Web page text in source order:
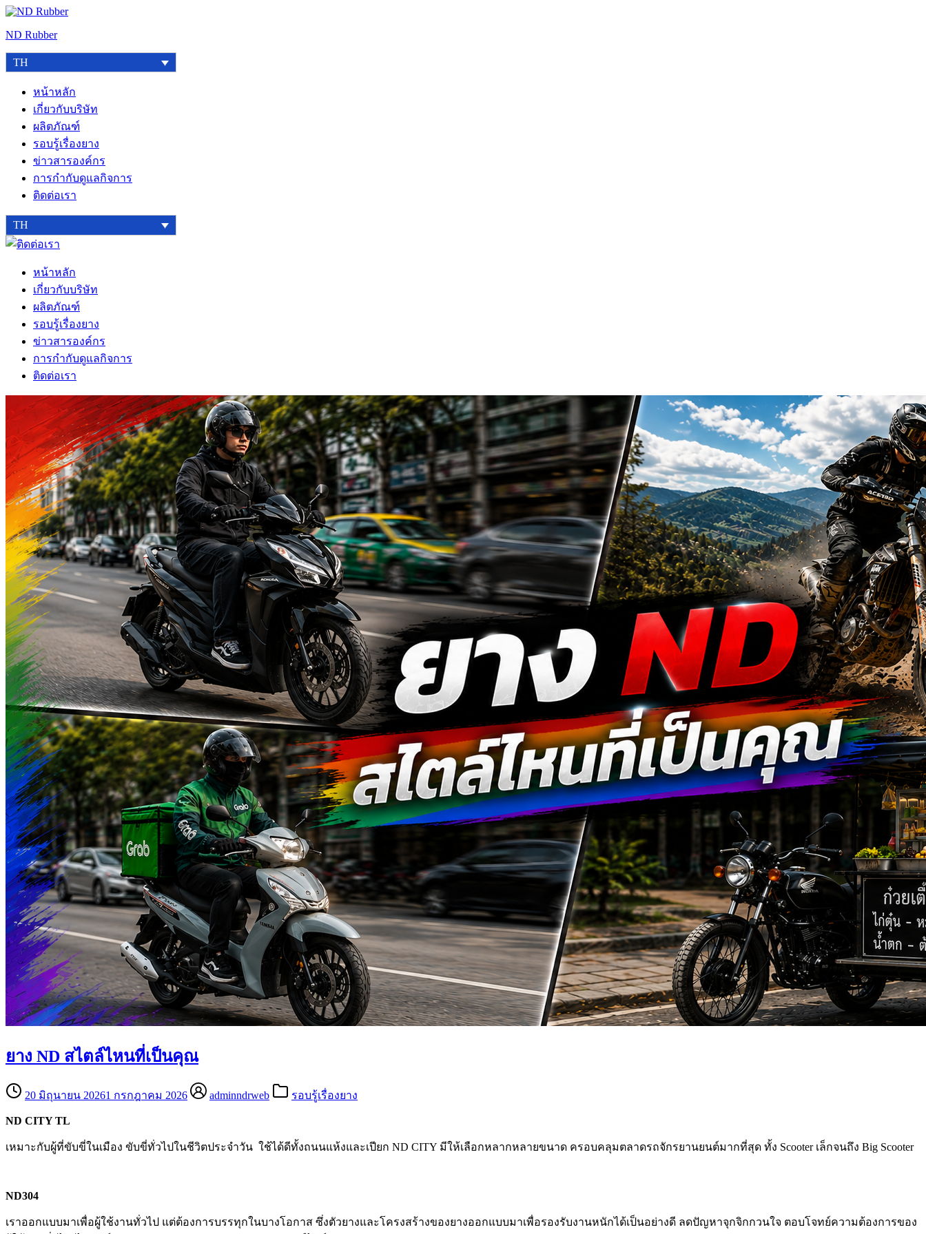
Skip
content
ND Rubber
TH
หน้าหลัก
เกี่ยวกับบริษัท
ผลิตภัณฑ์
รอบรู้เรื่องยาง
ข่าวสารองค์กร
การกำกับดูแลกิจการ
ติดต่อเรา
TH
ติดต่อ
หน้าหลัก
เกี่ยวกับบริษัท
ผลิตภัณฑ์
รอบรู้เรื่องยาง
ข่าวสารองค์กร
การกำกับดูแลกิจการ
ติดต่อเรา
ยาง ND สไตล์ไหนที่เป็นคุณ
20 มิถุนายน 20261 กรกฎาคม 2026 adminndrweb รอบรู้เรื่องยาง
ND CITY TL
เหมาะกับผู้ที่ขับขี่ในเมือง ขับขี่ทั่วไปในชีวิตประจำวัน ใช้ได้ดีทั้งถนนแห้งและเปียก ND CITY มีให้เลือกหลากหลายขนาด ครอบคลุมตลาดรถจักรยานยนต์มากที่สุด ทั้ง Scooter เล็กจนถึง Big Scooter
ND304
เราออกแบบมาเพื่อผู้ใช้งานทั่วไป แต่ต้องการบรรทุกในบางโอกาส ซึ่งตัวยางและโครงสร้างของยางออกแบบมาเพื่อรองรับงานหนักได้เป็นอย่างดี ลดปัญหาจุกจิกกวนใจ ตอบโจทย์ความต้องการของ